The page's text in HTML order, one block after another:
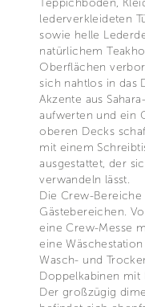
lederverkleideten
sowie helle
natürlichem
Oberflächen
sich nahtlos in das
Akzente aus
aufwerten und ein
oberen Decks
mit einem
ausgestattet, der
verwandeln lässt.
Die Crew-
Gästebereichen.
eine Crew-Messe
eine
Wasch- und
Doppelkabinen mit
Der großzügig